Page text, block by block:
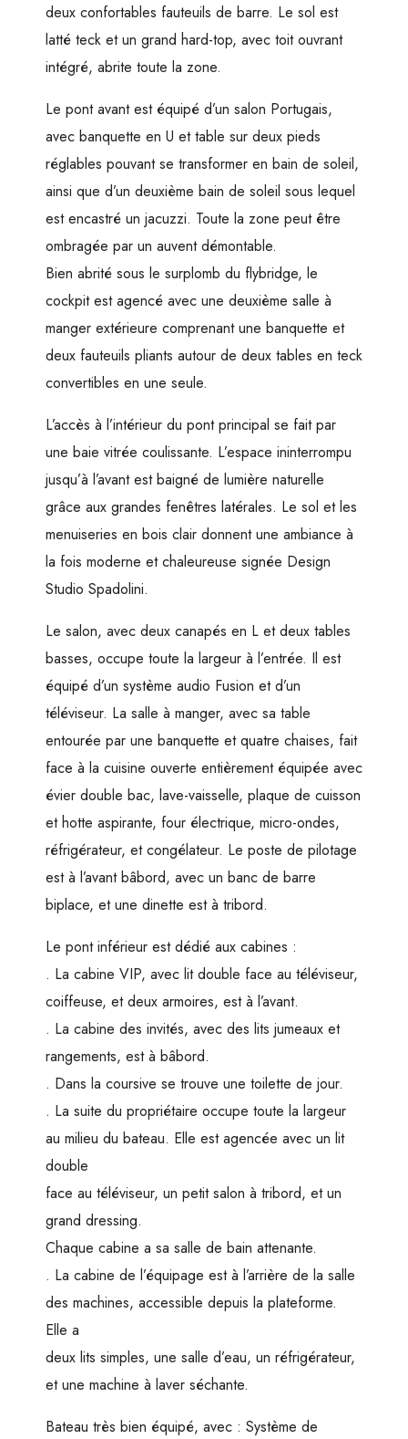
deux confortables fauteuils de barre. Le sol est
latté teck et un grand hard-top, avec toit ouvrant
intégré, abrite toute la zone.
Le pont avant est équipé d’un salon Portugais,
avec banquette en U et table sur deux pieds
réglables pouvant se transformer en bain de soleil,
ainsi que d’un deuxième bain de soleil sous lequel
est encastré un jacuzzi. Toute la zone peut être
ombragée par un auvent démontable.
Bien abrité sous le surplomb du flybridge, le
cockpit est agencé avec une deuxième salle à
manger extérieure comprenant une banquette et
deux fauteuils pliants autour de deux tables en teck
convertibles en une seule.
L’accès à l’intérieur du pont principal se fait par
une baie vitrée coulissante. L’espace ininterrompu
jusqu’à l’avant est baigné de lumière naturelle
grâce aux grandes fenêtres latérales. Le sol et les
menuiseries en bois clair donnent une ambiance à
la fois moderne et chaleureuse signée Design
Studio Spadolini.
Le salon, avec deux canapés en L et deux tables
basses, occupe toute la largeur à l’entrée. Il est
équipé d’un système audio Fusion et d’un
téléviseur. La salle à manger, avec sa table
entourée par une banquette et quatre chaises, fait
face à la cuisine ouverte entièrement équipée avec
évier double bac, lave-vaisselle, plaque de cuisson
et hotte aspirante, four électrique, micro-ondes,
réfrigérateur, et congélateur. Le poste de pilotage
est à l’avant bâbord, avec un banc de barre
biplace, et une dinette est à tribord.
Le pont inférieur est dédié aux cabines :
. La cabine VIP, avec lit double face au téléviseur,
coiffeuse, et deux armoires, est à l’avant.
. La cabine des invités, avec des lits jumeaux et
rangements, est à bâbord.
. Dans la coursive se trouve une toilette de jour.
. La suite du propriétaire occupe toute la largeur
au milieu du bateau. Elle est agencée avec un lit
double
face au téléviseur, un petit salon à tribord, et un
grand dressing.
Chaque cabine a sa salle de bain attenante.
. La cabine de l’équipage est à l’arrière de la salle
des machines, accessible depuis la plateforme.
Elle a
deux lits simples, une salle d’eau, un réfrigérateur,
et une machine à laver séchante.
Bateau très bien équipé, avec : Système de